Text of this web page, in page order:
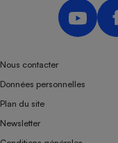
Nous contacter
Données personnelles
Plan du site
Newsletter